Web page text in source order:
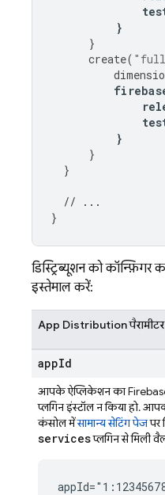
}
}
create(
}
}
}
// ...
}
डिस्ट्रिब्यूशन को कॉन्फ़िगर
इस्तेमाल करें:
App Distribution
appId
आपके ऐप्लिकेशन का
प्लगिन इंस्टॉल न किया हो.
कंसोल मेंसामान्य सेटिंग पेजपर
servicesप्लगिन से मिली